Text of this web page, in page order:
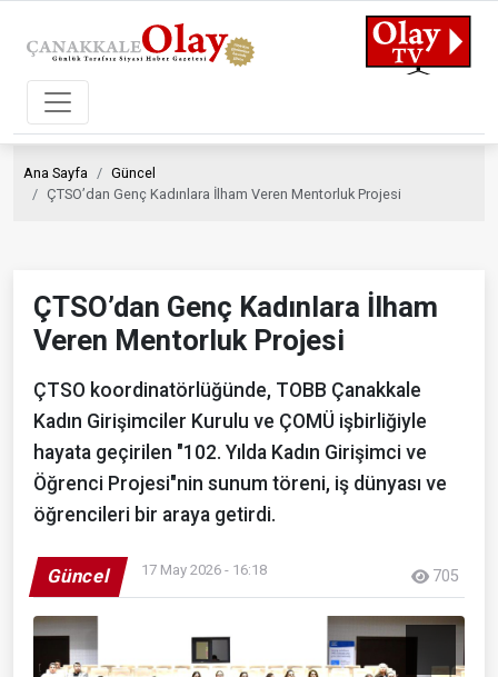
Ana Sayfa
Güncel
ÇTSO’dan Genç Kadınlara İlham Veren Mentorluk Projesi
ÇTSO’dan Genç Kadınlara İlham
Veren Mentorluk Projesi
ÇTSO koordinatörlüğünde, TOBB Çanakkale
Kadın Girişimciler Kurulu ve ÇOMÜ işbirliğiyle
hayata geçirilen "102. Yılda Kadın Girişimci ve
Öğrenci Projesi"nin sunum töreni, iş dünyası ve
öğrencileri bir araya getirdi.
Güncel 17 May 2026 - 16:18 705